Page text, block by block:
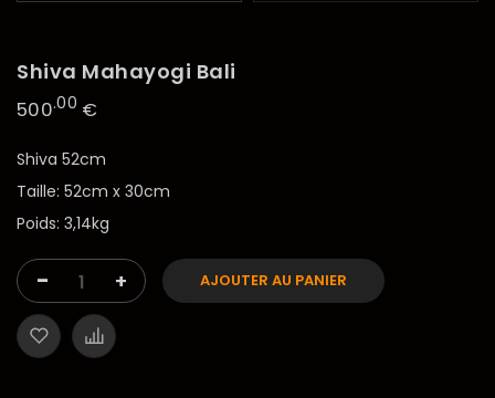
Shiva Mahayogi Bali
500.00 €
Shiva 52cm
Taille: 52cm x 30cm
Poids: 3,14kg
- + AJOUTER AU PANIER